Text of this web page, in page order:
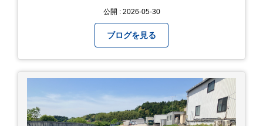
公開 : 2026-05-30
ブログを見る